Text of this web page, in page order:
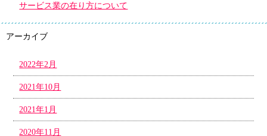
サービス業の在り方について
アーカイブ
2022年2月
2021年10月
2021年1月
2020年11月